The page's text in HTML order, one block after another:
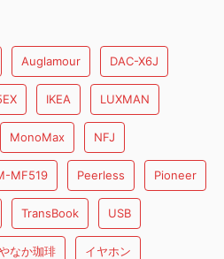
Auglamour DAC-X6J
IKEA LUXMAN
MonoMax NFJ
MF519 Peerless Pioneer
TransBook USB
なか珈琲 イヤホン